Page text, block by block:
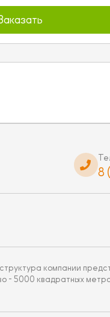
8
компании
- 5000 квадратных